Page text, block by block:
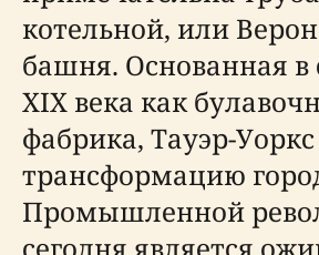
котельной, или
башня. Основанная в
XIX века как
фабрика, Тауэр-
трансформацию
Промышленной